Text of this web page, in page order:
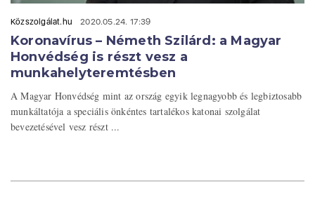
Közszolgálat.hu 2020.05.24. 17:39
Koronavírus – Németh Szilárd: a Magyar
Honvédség is részt vesz a
munkahelyteremtésben
A Magyar Honvédség mint az ország egyik legnagyobb és legbiztosabb
munkáltatója a speciális önkéntes tartalékos katonai szolgálat
bevezetésével vesz részt ...